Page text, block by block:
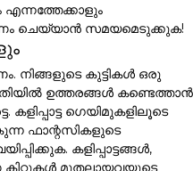
ചെയ്യാൻ സമയമെടുക്കുക!
നിങ്ങളുടെ കുട്ടികൾ ഒരു
ഉത്തരങ്ങൾ കണ്ടെത്താൻ
ഗെയിമുകളിലൂടെ
ഫാന്റസികളുടെ
കളിപ്പാട്ടങ്ങൾ,
മുതലായവയുടെ